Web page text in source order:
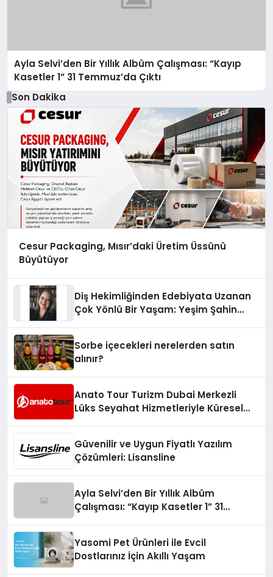
Ayla Selvi’den Bir Yıllık Albüm Çalışması: “Kayıp
Kasetler 1” 31 Temmuz’da Çıktı
Son Dakika
Cesur Packaging, Mısır’daki Üretim Üssünü
Büyütüyor
Diş Hekimliğinden Edebiyata Uzanan
Çok Yönlü Bir Yaşam: Yeşim Şahin
Sorbe içecekleri nerelerden satın
alınır?
Anato Tour Turizm Dubai Merkezli
Lüks Seyahat Hizmetleriyle Küresel
Güvenilir ve Uygun Fiyatlı Yazılım
Çözümleri: Lisansline
Ayla Selvi’den Bir Yıllık Albüm
Çalışması: “Kayıp Kasetler 1” 31
Yasomi Pet Ürünleri ile Evcil
Dostlarınız İçin Akıllı Yaşam